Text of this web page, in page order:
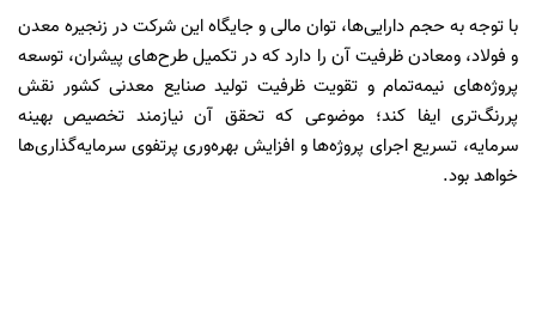
با توجه به حجم دارایی‌ها، توان مالی و جایگاه این شرکت در زنجیره معدن
و فولاد، ومعادن ظرفیت آن را دارد که در تکمیل طرح‌های پیشران، توسعه
پروژه‌های نیمه‌تمام و تقویت ظرفیت تولید صنایع معدنی کشور نقش
پررنگ‌تری ایفا کند؛ موضوعی که تحقق آن نیازمند تخصیص بهینه
سرمایه، تسریع اجرای پروژه‌ها و افزایش بهره‌وری پرتفوی سرمایه‌گذاری‌ها
خواهد بود.